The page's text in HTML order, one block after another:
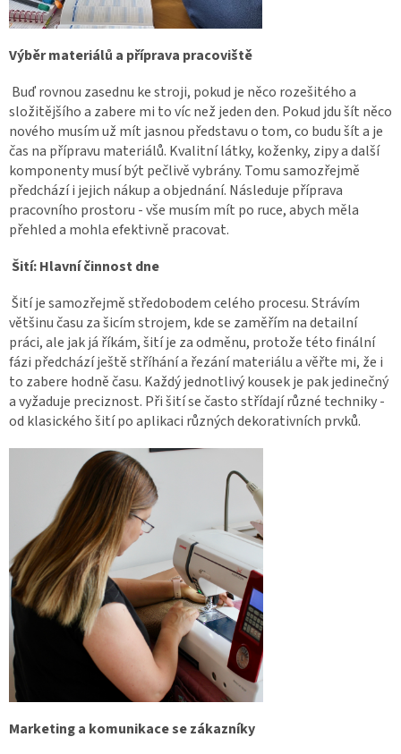
Výběr materiálů a příprava pracoviště
Buď rovnou zasednu ke stroji, pokud je něco rozešitého a
složitějšího a zabere mi to víc než jeden den. Pokud jdu šít něco
nového musím už mít jasnou představu o tom, co budu šít a je
čas na přípravu materiálů. Kvalitní látky, koženky, zipy a další
komponenty musí být pečlivě vybrány. Tomu samozřejmě
předchází i jejich nákup a objednání. Následuje příprava
pracovního prostoru - vše musím mít po ruce, abych měla
přehled a mohla efektivně pracovat.
Šití: Hlavní činnost dne
Šití je samozřejmě středobodem celého procesu. Strávím
většinu času za šicím strojem, kde se zaměřím na detailní
práci, ale jak já říkám, šití je za odměnu, protože této finální
fázi předchází ještě stříhání a řezání materiálu a věřte mi, že i
to zabere hodně času. Každý jednotlivý kousek je pak jedinečný
a vyžaduje preciznost. Při šití se často střídají různé techniky -
od klasického šití po aplikaci různých dekorativních prvků.
Marketing a komunikace se zákazníky